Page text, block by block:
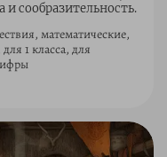
сообразительность.
математические,
1 класса, для